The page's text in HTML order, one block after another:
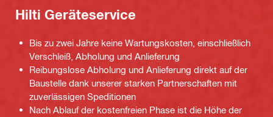
Hilti Geräteservice
Bis zu zwei Jahre keine Wartungskosten, einschließlich
Verschleiß, Abholung und Anlieferung
Reibungslose Abholung und Anlieferung direkt auf der
Baustelle dank unserer starken Partnerschaften mit
zuverlässigen Speditionen
Nach Ablauf der kostenfreien Phase ist die Höhe der